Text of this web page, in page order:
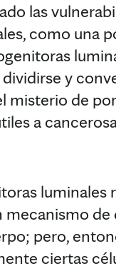
las
como una
y
misterio de
a
luminales
de
pero,
ciertas